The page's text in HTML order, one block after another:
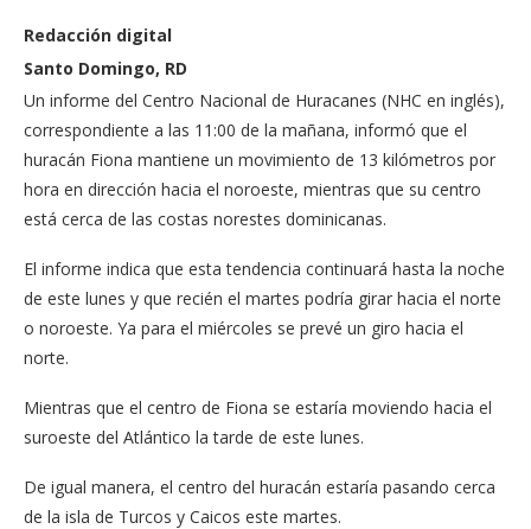
Redacción digital
Santo Domingo, RD
Un informe del Centro Nacional de Huracanes (NHC en inglés),
correspondiente a las 11:00 de la mañana, informó que el
huracán Fiona mantiene un movimiento de 13 kilómetros por
hora en dirección hacia el noroeste, mientras que su centro
está cerca de las costas norestes dominicanas.
El informe indica que esta tendencia continuará hasta la noche
de este lunes y que recién el martes podría girar hacia el norte
o noroeste. Ya para el miércoles se prevé un giro hacia el
norte.
Mientras que el centro de Fiona se estaría moviendo hacia el
suroeste del Atlántico la tarde de este lunes.
De igual manera, el centro del huracán estaría pasando cerca
de la isla de Turcos y Caicos este martes.